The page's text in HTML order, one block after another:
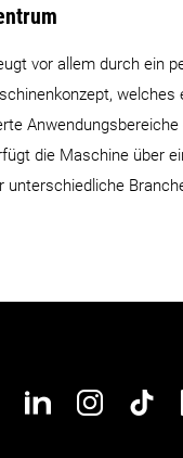
380
290
vor allem durch ein
welches
die Maschine über
unterschiedliche